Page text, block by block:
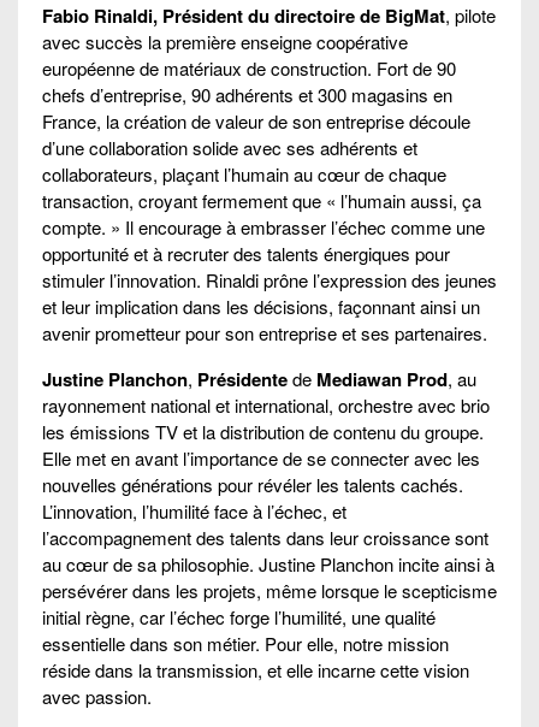
Fabio Rinaldi, Président du directoire de BigMat, pilote
avec succès la première enseigne coopérative
européenne de matériaux de construction. Fort de 90
chefs d’entreprise, 90 adhérents et 300 magasins en
France, la création de valeur de son entreprise découle
d’une collaboration solide avec ses adhérents et
collaborateurs, plaçant l’humain au cœur de chaque
transaction, croyant fermement que « l’humain aussi, ça
compte. » Il encourage à embrasser l’échec comme une
opportunité et à recruter des talents énergiques pour
stimuler l’innovation. Rinaldi prône l’expression des jeunes
et leur implication dans les décisions, façonnant ainsi un
avenir prometteur pour son entreprise et ses partenaires.
Justine Planchon, Présidentede Mediawan Prod, au
rayonnement national et international, orchestre avec brio
les émissions TV et la distribution de contenu du groupe.
Elle met en avant l’importance de se connecter avec les
nouvelles générations pour révéler les talents cachés.
L’innovation, l’humilité face à l’échec, et
l’accompagnement des talents dans leur croissance sont
au cœur de sa philosophie. Justine Planchon incite ainsi à
persévérer dans les projets, même lorsque le scepticisme
initial règne, car l’échec forge l’humilité, une qualité
essentielle dans son métier. Pour elle, notre mission
réside dans la transmission, et elle incarne cette vision
avec passion.